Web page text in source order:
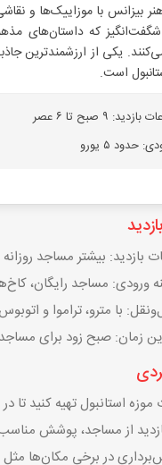
بیزانس با موزاییک‌ها و
که داستان‌های
یکی از ارزشمندترین
است.
۹ صبح تا ۶ عصر
حدود ۵ یورو
بازدید: بیشتر مساجد
مساجد رایگان، کاخ‌ها و
با مترو، تراموا و
زمان: صبح زود برای
موزه استانبول تهیه کنید تا
از مساجد، پوشش
در برخی مکان‌ها مثل